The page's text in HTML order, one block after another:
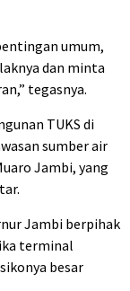
umum,
dan minta
tegasnya.
TUKS di
sumber air
Jambi, yang
Jambi berpihak
terminal
besar